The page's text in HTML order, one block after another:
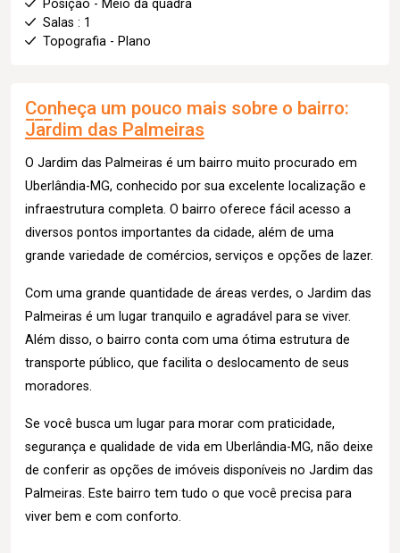
Posição - Meio da quadra
Salas : 1
Topografia - Plano
Conheça um pouco mais sobre o bairro:
Jardim das Palmeiras
O Jardim das Palmeiras é um bairro muito procurado em
Uberlândia-MG, conhecido por sua excelente localização e
infraestrutura completa. O bairro oferece fácil acesso a
diversos pontos importantes da cidade, além de uma
grande variedade de comércios, serviços e opções de lazer.
Com uma grande quantidade de áreas verdes, o Jardim das
Palmeiras é um lugar tranquilo e agradável para se viver.
Além disso, o bairro conta com uma ótima estrutura de
transporte público, que facilita o deslocamento de seus
moradores.
Se você busca um lugar para morar com praticidade,
segurança e qualidade de vida em Uberlândia-MG, não deixe
de conferir as opções de imóveis disponíveis no Jardim das
Palmeiras. Este bairro tem tudo o que você precisa para
viver bem e com conforto.